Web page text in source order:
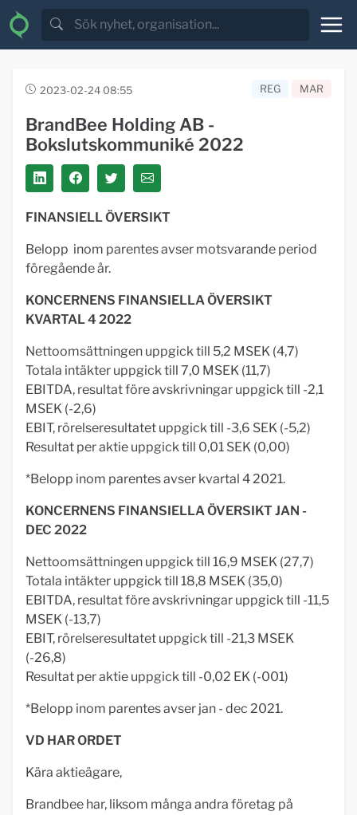
2023-02-24 08:55 REG MAR
BrandBee Holding AB -
Bokslutskommuniké 2022
FINANSIELL ÖVERSIKT
Belopp inom parentes avser motsvarande period
föregående år.
KONCERNENS FINANSIELLA ÖVERSIKT
KVARTAL 4 2022
Nettoomsättningen uppgick till 5,2 MSEK (4,7)
Totala intäkter uppgick till 7,0 MSEK (11,7)
EBITDA, resultat före avskrivningar uppgick till -2,1
MSEK (-2,6)
EBIT, rörelseresultatet uppgick till -3,6 SEK (-5,2)
Resultat per aktie uppgick till 0,01 SEK (0,00)
*Belopp inom parentes avser kvartal 4 2021.
KONCERNENS FINANSIELLA ÖVERSIKT JAN -
DEC 2022
Nettoomsättningen uppgick till 16,9 MSEK (27,7)
Totala intäkter uppgick till 18,8 MSEK (35,0)
EBITDA, resultat före avskrivningar uppgick till -11,5
MSEK (-13,7)
EBIT, rörelseresultatet uppgick till -21,3 MSEK
(-26,8)
Resultat per aktie uppgick till -0,02 EK (-001)
*Belopp inom parentes avser jan - dec 2021.
VD HAR ORDET
Kära aktieägare,
Brandbee har, liksom många andra företag på